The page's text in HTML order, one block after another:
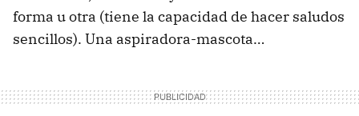
forma u otra (tiene la capacidad de hacer saludos
sencillos). Una aspiradora-mascota…